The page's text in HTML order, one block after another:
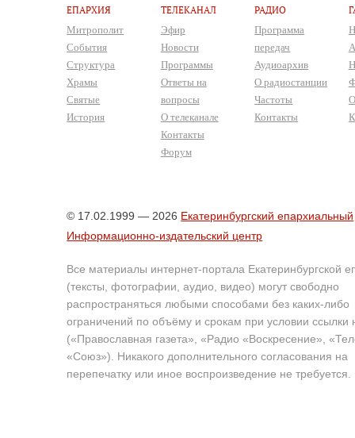
ЕПАРХИЯ
Митрополит
События
Структура
Храмы
Святые
История
ТЕЛЕКАНАЛ
Эфир
Новости
Программы
Ответы на
вопросы
О телеканале
Контакты
Форум
РАДИО
Программа
передач
Аудиоархив
О радиостанции
Частоты
Контакты
© 17.02.1999 — 2026 Екатеринбургский епархиальный
Информационно-издательский центр
Все материалы интернет-портала Екатеринбургской
(тексты, фотографии, аудио, видео) могут свободно
распространяться любыми способами без каких-либо
ограничений по объёму и срокам при условии ссылки
(«Православная газета», «Радио «Воскресение»,
«Союз»). Никакого дополнительного согласования на
перепечатку или иное воспроизведение не требуется.